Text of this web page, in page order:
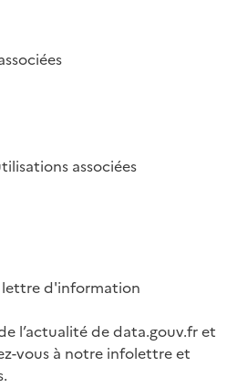
associées
d'information
l’actualité de data.gouv.fr et
vous à notre infolettre et